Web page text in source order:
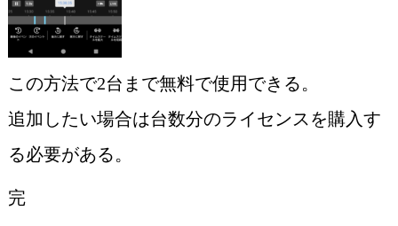
この方法で2台まで無料で使用できる。
追加したい場合は台数分のライセンスを購入す
る必要がある。
完